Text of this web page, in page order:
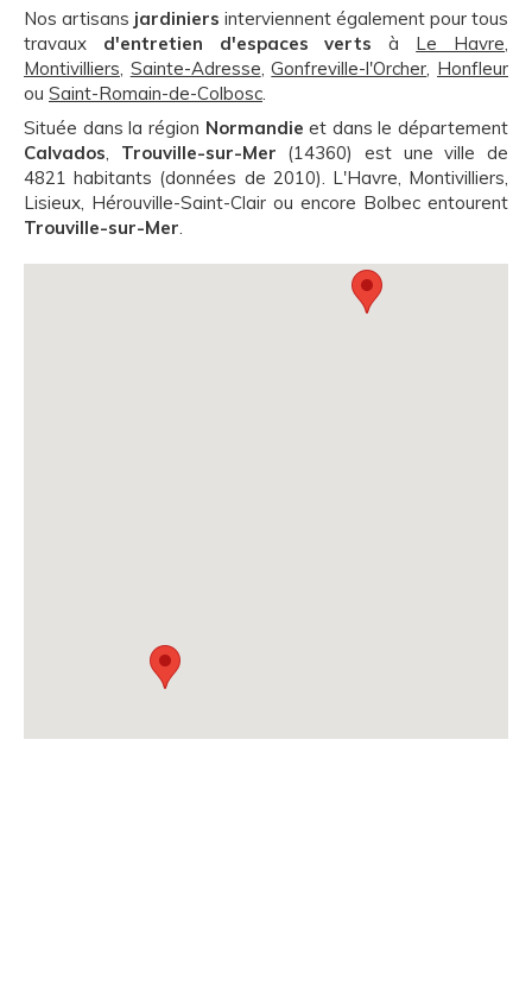
Nos artisans jardiniers interviennent également pour tous
travaux d'entretien d'espaces verts à Le Havre,
Montivilliers, Sainte-Adresse,Gonfreville-l'Orcher, Honfleur
ou Saint-Romain-de-Colbosc.
Située dans la région Normandie et dans le département
Calvados, Trouville-sur-Mer (14360) est une ville de
4821 habitants (données de 2010). L'Havre, Montivilliers,
Lisieux, Hérouville-Saint-Clair ou encore Bolbec entourent
Trouville-sur-Mer.